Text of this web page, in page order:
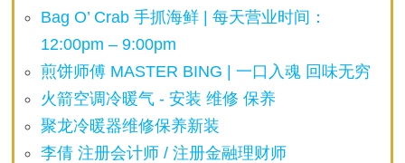
Bag O’ Crab 手抓海鲜 | 每天营业时间：
12:00pm – 9:00pm
煎饼师傅 MASTER BING | 一口入魂 回味无穷
火箭空调冷暖气 - 安装 维修 保养
聚龙冷暖器维修保养新装
李倩 注册会计师 / 注册金融理财师